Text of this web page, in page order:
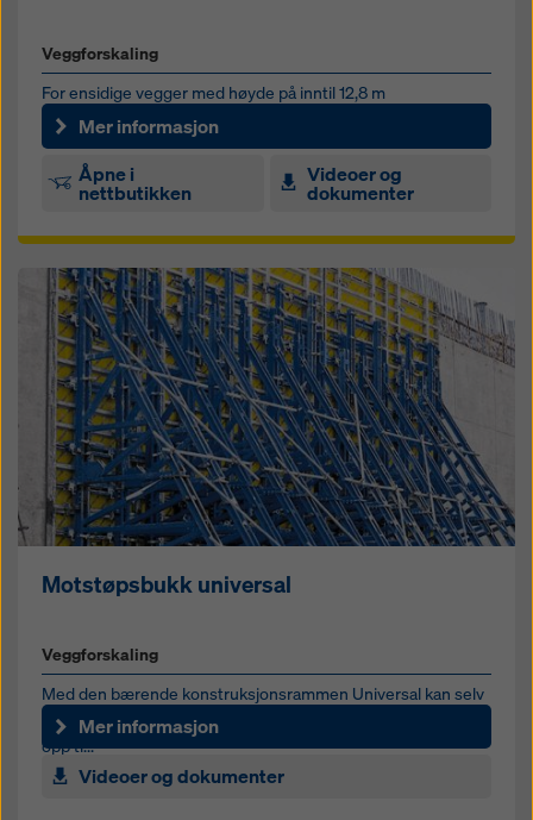
Veggforskaling
For ensidige vegger med høyde på inntil 12,8 m
Mer informasjon
Åpne i
nettbutikken
Videoer og
dokumenter
Motstøpsbukk universal
Veggforskaling
Med den bærende konstruksjonsrammen Universal kan selv
høye ensidige vegger produseres i én støp - for vegghøyder
opp ti...
Mer informasjon
Videoer og dokumenter